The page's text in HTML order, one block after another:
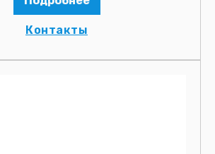
Контакты